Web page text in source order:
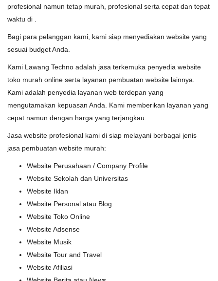
profesional namun tetap murah, profesional serta cepat dan tepat
waktu di .
Bagi para pelanggan kami, kami siap menyediakan website yang
sesuai budget Anda.
Kami Lawang Techno adalah jasa terkemuka penyedia website
toko murah online serta layanan pembuatan website lainnya.
Kami adalah penyedia layanan web terdepan yang
mengutamakan kepuasan Anda. Kami memberikan layanan yang
cepat namun dengan harga yang terjangkau.
Jasa website profesional kami di siap melayani berbagai jenis
jasa pembuatan website murah:
Website Perusahaan / Company Profile
Website Sekolah dan Universitas
Website Iklan
Website Personal atau Blog
Website Toko Online
Website Adsense
Website Musik
Website Tour and Travel
Website Afiliasi